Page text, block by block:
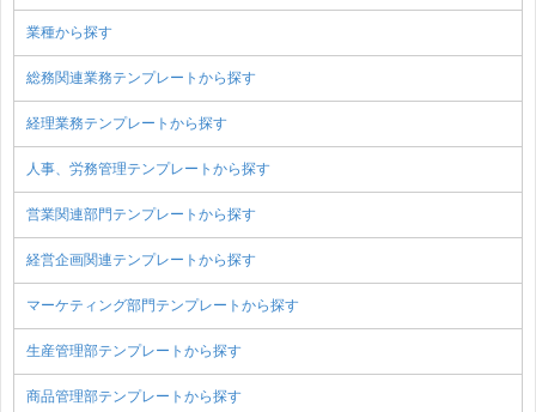
業種から探す
総務関連業務テンプレートから探す
経理業務テンプレートから探す
人事、労務管理テンプレートから探す
営業関連部門テンプレートから探す
経営企画関連テンプレートから探す
マーケティング部門テンプレートから探す
生産管理部テンプレートから探す
商品管理部テンプレートから探す